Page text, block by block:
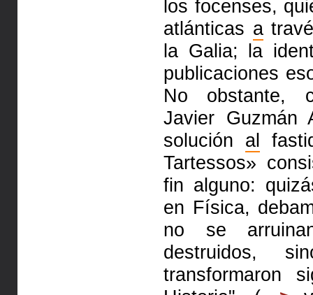
los focenses,
atlánticas a
la Galia; la
publicaciones
No obstante,
Javier
solución al
Tartessos»
fin alguno:
en Física,
no se
destruidos,
transformaron